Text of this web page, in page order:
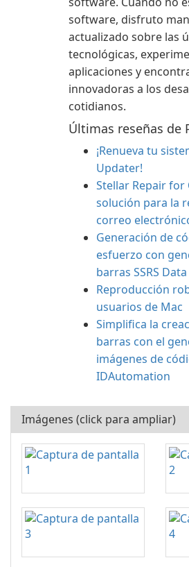
software, disfruto
actualizado sobre las
tecnológicas,
aplicaciones y
innovadoras a los
cotidianos.
Últimas reseñas de
¡Renueva tu
Updater!
Stellar Repair for
solución para la
correo
Generación de
esfuerzo con
barras SSRS
Reproducción
usuarios de Mac
Simplifica la
barras con el
imágenes de
IDAutomation
Imágenes (click para ampliar)